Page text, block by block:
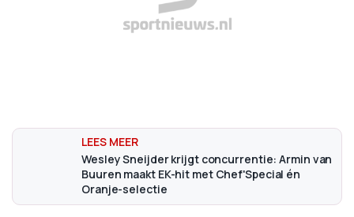
Wesley Sneijder krijgt concurrentie: Armin van
Buuren maakt EK-hit met Chef'Special én
Oranje-selectie